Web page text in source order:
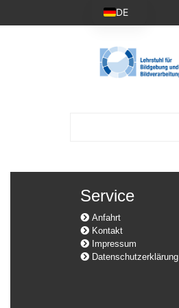
Service
Anfahrt
Kontakt
Impressum
Datenschutzerklärung
DE